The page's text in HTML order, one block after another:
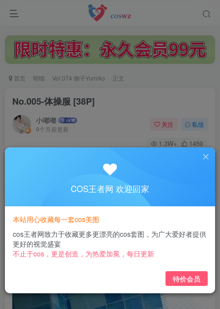
首页 明细 Vol.074 御子Yumiko 正文
No.005-体操服 [38P]
小嘟嘟
9个月前更新
关注 私信
1.3W+ 1459
此内容为付费阅读，请付费后查看
3
黄金会员免费 钻石会员 免费
立即购买
COS王者网 欢迎回家
本站用心收藏每一套cos美图
cos王者网致力于收藏更多更漂亮的cos套图，为广大爱好者提供
更好的视觉盛宴
不止于cos，更是创造，为热爱加冕，每日更新
特价会员